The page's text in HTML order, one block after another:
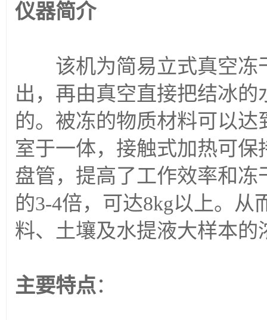
仪器简介
该机为简易立式真空冻
出，再由真空直接把结冰
的。被冻的物质材料可以
室于一体，接触式加热可
盘管，提高了工作效率和
的3-4倍，可达8kg以上。
料、土壤及水提液大样本的
主要特点：